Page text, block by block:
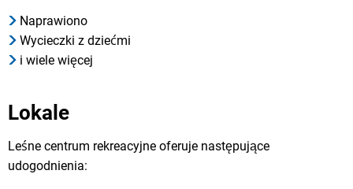
Naprawiono
Wycieczki z dziećmi
i wiele więcej
Lokale
Leśne centrum rekreacyjne oferuje następujące
udogodnienia: